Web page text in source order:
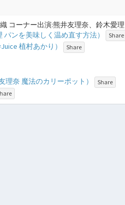
コーナー出演:熊井友理奈、鈴木愛
パンを美味しく温め直す方法）
Share
植村あかり） Share
理奈 魔法のカリーポット） Share